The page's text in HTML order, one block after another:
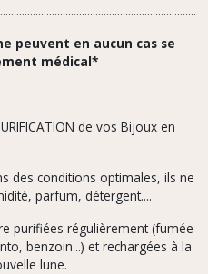
en aucun cas se
médical*
de vos Bijoux en
des conditions optimales, ils ne
parfum, détergent....
purifiées régulièrement (fumée
benzoin...) et rechargées à la
lune.